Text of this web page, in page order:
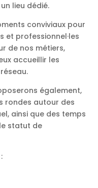
lieu dédié.
conviviaux pour
et professionnel·les
de nos métiers,
accueillir les
également,
rondes autour des
ainsi que des temps
statut de